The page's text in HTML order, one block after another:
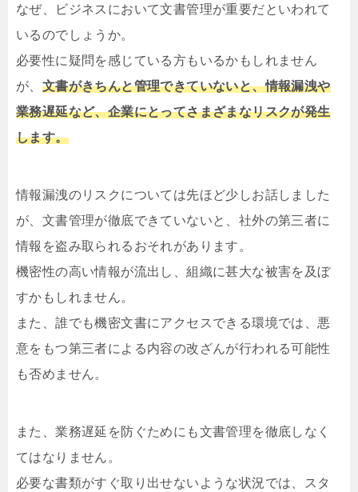
なぜ、ビジネスにおいて文書管理が重要だといわれて
いるのでしょうか。
必要性に疑問を感じている方もいるかもしれません
が、 文書がきちんと管理できていないと、情報漏洩や
業務遅延など、企業にとってさまざまなリスクが発生
します。
情報漏洩のリスクについては先ほど少しお話しました
が、文書管理が徹底できていないと、社外の第三者に
情報を盗み取られるおそれがあります。
機密性の高い情報が流出し、組織に甚大な被害を及ぼ
すかもしれません。
また、誰でも機密文書にアクセスできる環境では、悪
意をもつ第三者による内容の改ざんが行われる可能性
も否めません。
また、業務遅延を防ぐためにも文書管理を徹底しなく
てはなりません。
必要な書類がすぐ取り出せないような状況では、スタ